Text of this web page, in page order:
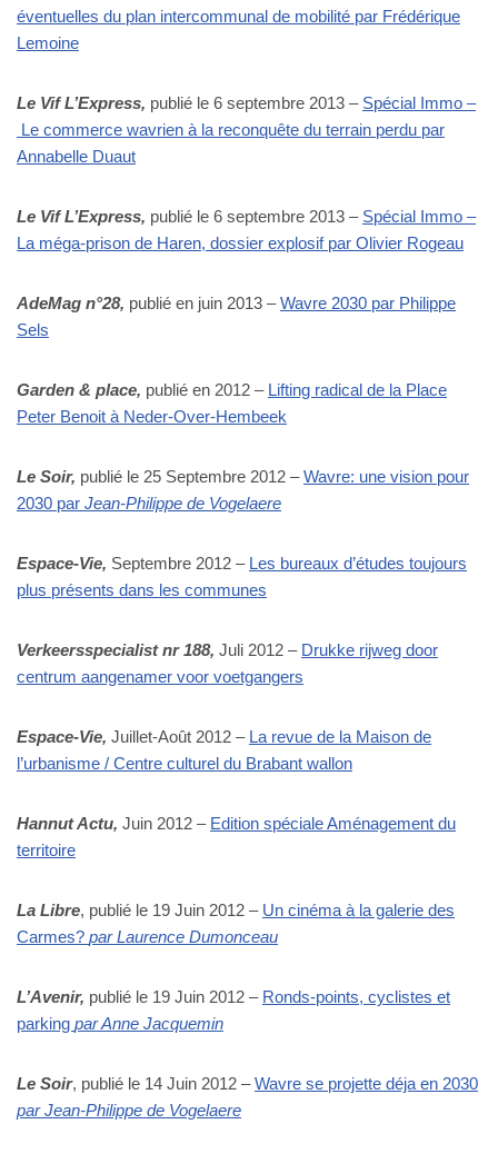
éventuelles du plan intercommunal de mobilité par Frédérique
Lemoine
Le Vif L’Express, publié le 6 septembre 2013 – Spécial Immo –
Le commerce wavrien à la reconquête du terrain perdu par
Annabelle Duaut
Le Vif L’Express, publié le 6 septembre 2013 – Spécial Immo –
La méga-prison de Haren, dossier explosif par Olivier Rogeau
AdeMag n°28, publié en juin 2013 –Wavre 2030 par Philippe
Sels
Garden & place, publié en 2012 – Lifting radical de la Place
Peter Benoit à Neder-Over-Hembeek
Le Soir, publié le 25 Septembre 2012 –Wavre: une vision pour
2030 par Jean-Philippe de Vogelaere
Espace-Vie, Septembre 2012 – Les bureaux d’études toujours
plus présents dans les communes
Verkeersspecialist nr 188, Juli 2012 – Drukke rijweg door
centrum aangenamer voor voetgangers
Espace-Vie, Juillet-Août 2012 – La revue de la Maison de
l’urbanisme / Centre culturel du Brabant wallon
Hannut Actu, Juin 2012 – Edition spéciale Aménagement du
territoire
La Libre, publié le 19 Juin 2012 – Un cinéma à la galerie des
Carmes? par Laurence Dumonceau
L’Avenir, publié le 19 Juin 2012 – Ronds-points, cyclistes et
parking par Anne Jacquemin
Le Soir, publié le 14 Juin 2012 –Wavre se projette déja en 2030
par Jean-Philippe de Vogelaere